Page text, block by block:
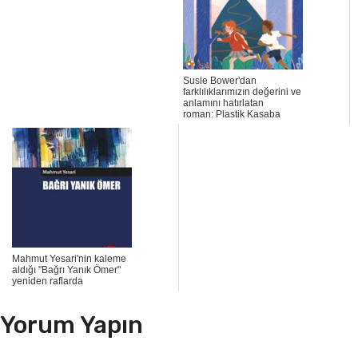
Susie Bower'dan
farklılıklarımızın değerini ve
anlamını hatırlatan
roman: Plastik Kasaba
Mahmut Yesari'nin kaleme
aldığı "Bağrı Yanık Ömer"
yeniden raflarda
Yorum Yapın